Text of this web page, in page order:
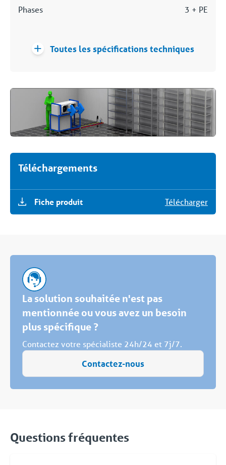
Téléchargements
Fiche produit Télécharger
Phases 3 + PE
Toutes les spécifications techniques
La solution souhaitée n'est pas
mentionnée ou vous avez un besoin
plus spécifique ?
Contactez votre spécialiste 24h/24 et 7j/7.
Contactez-nous
Questions fréquentes